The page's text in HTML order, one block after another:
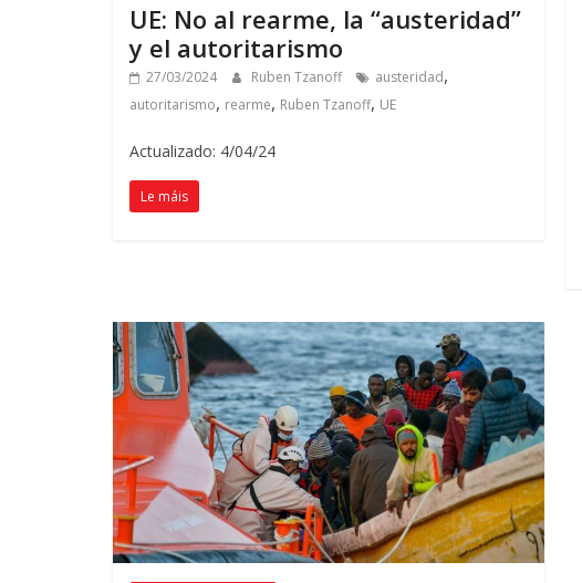
UE: No al rearme, la “austeridad”
y el autoritarismo
27/03/2024 Ruben Tzanoff austeridad,
autoritarismo, rearme, Ruben Tzanoff, UE
Actualizado: 4/04/24
Le máis